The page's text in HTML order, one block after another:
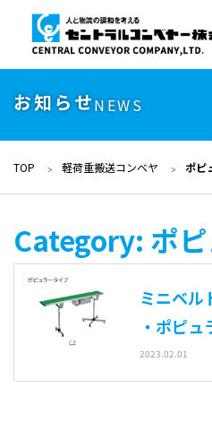
お知らせNEWS
TOP 軽荷重搬送コンベヤ ポピ
Category: ポ
ミニベル
・ポピ
・蛇行レ
2023.02.01